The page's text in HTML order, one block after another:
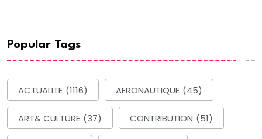
Popular Tags
ACTUALITE (1116) AERONAUTIQUE (45)
ART& CULTURE (37) CONTRIBUTION (51)